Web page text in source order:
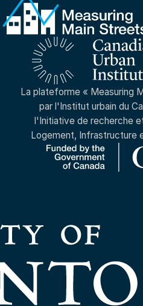
La plateforme « Measuring
par l'Institut urbain du
l'Initiative de recherche
Logement, Infrastructure